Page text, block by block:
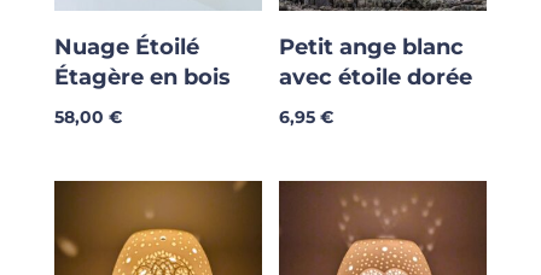
Nuage Étoilé
Étagère en bois
58,00 €
Petit ange blanc
avec étoile dorée
6,95€